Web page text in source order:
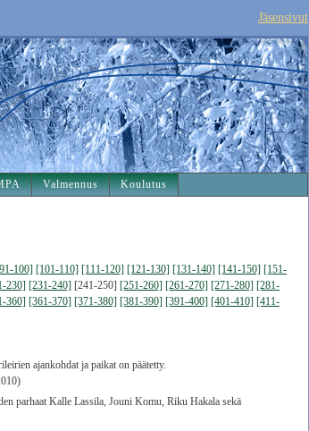
Jäsensivut
Valmennus Koulutus
100] [101-110] [111-120] [121-130] [131-140] [141-150] [151-
230] [231-240] [241-250] [251-260] [261-270] [271-280] [281-
360] [361-370] [371-380] [381-390] [391-400] [401-410] [411-
ajankohdat ja paikat on päätetty.
parhaat Kalle Lassila, Jouni Komu, Riku Hakala sekä